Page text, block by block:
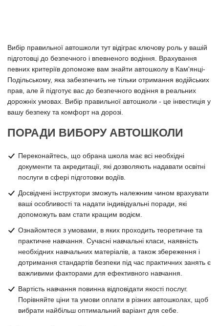
Вибір правильної автошколи тут відіграє ключову роль у вашій
підготовці до безпечного і впевненого водіння. Врахування
певних критеріїв допоможе вам знайти автошколу в Кам'янці-
Подільському, яка забезпечить не тільки отримання водійських
прав, але й підготує вас до безпечного водіння в реальних
дорожніх умовах. Вибір правильної автошколи - це інвестиція у
вашу безпеку та комфорт на дорозі.
ПОРАДИ ВИБОРУ АВТОШКОЛИ
Переконайтесь, що обрана школа має всі необхідні
документи та акредитації, які дозволяють надавати освітні
послуги в сфері підготовки водіїв.
Досвідчені інструктори зможуть належним чином врахувати
ваші особливості та надати індивідуальні поради, які
допоможуть вам стати кращим водієм.
Ознайомтеся з умовами, в яких проходить теоретичне та
практичне навчання. Сучасні навчальні класи, наявність
необхідних навчальних матеріалів, а також збереження і
дотримання стандартів безпеки під час практичних занять є
важливими факторами для ефективного навчання.
Вартість навчання повинна відповідати якості послуг.
Порівняйте ціни та умови оплати в різних автошколах, щоб
вибрати найбільш оптимальний варіант для себе.